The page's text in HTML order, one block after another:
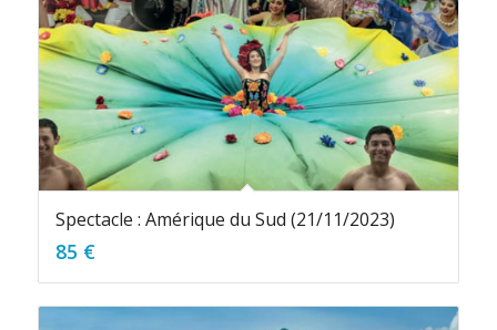
Spectacle : Amérique du Sud (21/11/2023)
85 €